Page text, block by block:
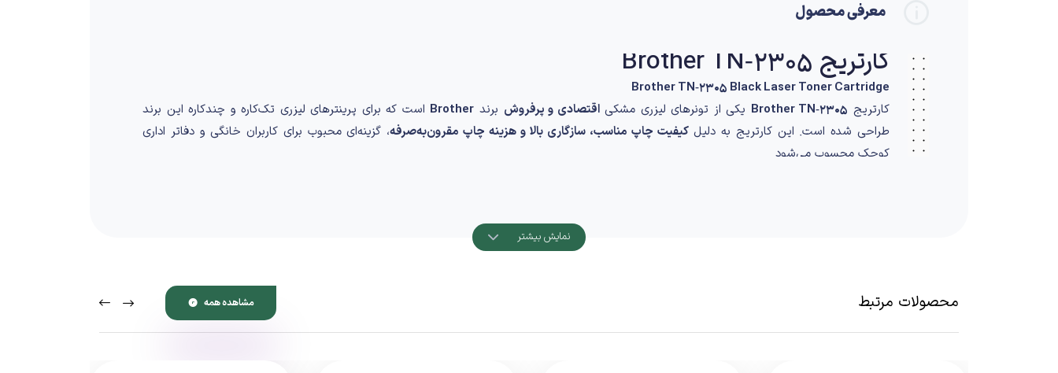
معرفی محصول
کارتریج Brother TN‑2305
Brother TN‑2305 Black Laser Toner Cartridge
کارتریج Brother TN‑2305 یکی از تونرهای لیزری مشکیاقتصادی و پرفروش برند Brother است که برای پرینترهای لیزری تک‌کاره و چندکاره این برند
طراحی شده است. این کارتریج به دلیلکیفیت چاپ مناسب، سازگاری بالا و هزینه چاپ مقرون‌به‌صرفه، گزینه‌ای محبوب برای کاربران خانگی و دفاتر اداری
کوچک محسوب می‌شود.
شفاف، یکنواخت و بدون ایجاد خط یا سایهارائه می‌دهد و برای چاپ متون، فرم‌ها و اسناد روزمره کاملاً ایده‌آل است.
عملکرد پایدار در چاپ‌های متوالی
کیفیت ثابت تا آخرین برگ
نمایش بیشتر
محصولات مرتبط مشاهده همه